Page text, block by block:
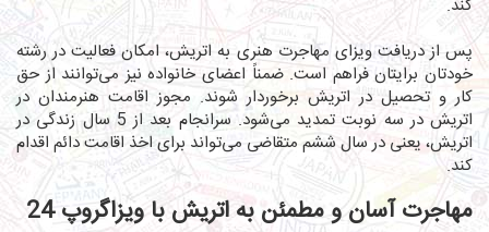
کند.
پس از دریافت ویزای مهاجرت هنری به اتریش، امکان فعالیت در رشته
خودتان برایتان فراهم است. ضمناً اعضای خانواده نیز می‌توانند از حق
کار و تحصیل در اتریش برخوردار شوند. مجوز اقامت هنرمندان در
اتریش در سه نوبت تمدید می‌شود. سرانجام بعد از 5 سال زندگی در
اتریش، یعنی در سال ششم متقاضی می‌تواند برای اخذ اقامت دائم اقدام
کند.
مهاجرت آسان و مطمئن به اتریش با ویزاگروپ 24